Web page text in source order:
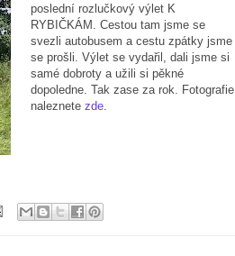
poslední rozlučkový výlet K
RYBIČKÁM. Cestou tam jsme se
svezli autobusem a cestu zpátky jsme
se prošli. Výlet se vydařil, dali jsme si
samé dobroty a užili si pěkné
dopoledne. Tak zase za rok. Fotografie
naleznete zde